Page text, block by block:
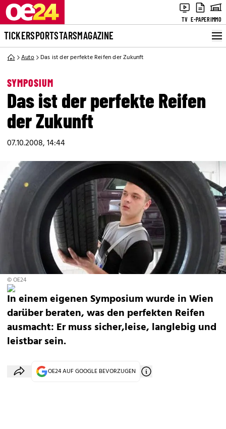
TV E-PAPERIMMO
TICKERSPORTSTARSMAGAZINE
Auto Das ist der perfekte Reifen der Zukunft
SYMPOSIUM
Das ist der perfekte Reifen
der Zukunft
07.10.2008, 14:44
© OE24
In einem eigenen Symposium wurde in Wien
darüber beraten, was den perfekten Reifen
ausmacht: Er muss sicher,leise, langlebig und
leistbar sein.
OE24 AUF GOOGLE BEVORZUGEN